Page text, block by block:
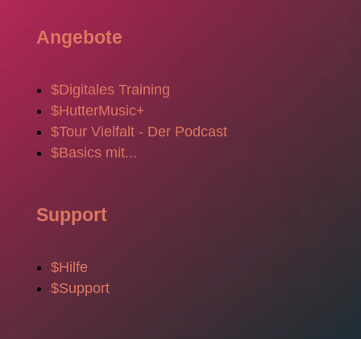
Angebote
$Digitales Training
$HutterMusic+
$Tour Vielfalt - Der Podcast
$Basics mit...
Support
$Hilfe
$Support